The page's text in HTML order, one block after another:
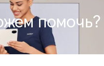
помочь?